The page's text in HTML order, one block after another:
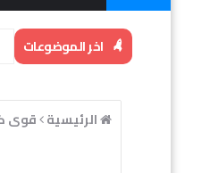
اخر الموضوعات
الرئيسية قوى